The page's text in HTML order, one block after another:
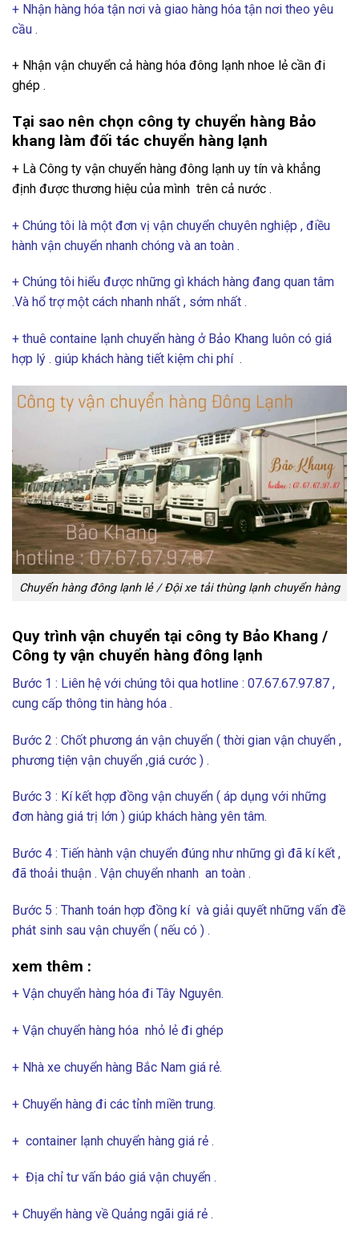
+ Nhận hàng hóa tận nơi và giao hàng hóa tận nơi theo yêu
cầu .
+ Nhận vận chuyển cả hàng hóa đông lạnh nhoe lẻ cần đi
ghép .
Tại sao nên chọn công ty chuyển hàng Bảo
khang làm đối tác chuyển hàng lạnh
+ Là Công ty vận chuyển hàng đông lạnh uy tín và khẳng
định được thương hiệu của mình trên cả nước .
+ Chúng tôi là một đơn vị vận chuyển chuyên nghiệp , điều
hành vận chuyển nhanh chóng và an toàn .
+ Chúng tôi hiểu được những gì khách hàng đang quan tâm
.Và hổ trợ một cách nhanh nhất , sớm nhất .
+ thuê containe lạnh chuyển hàng ở Bảo Khang luôn có giá
hợp lý . giúp khách hàng tiết kiệm chi phí .
Chuyển hàng đông lạnh lẻ / Đội xe tải thùng lạnh chuyển hàng
Quy trình vận chuyển tại công ty Bảo Khang /
Công ty vận chuyển hàng đông lạnh
Bước 1 : Liên hệ với chúng tôi qua hotline : 07.67.67.97.87 ,
cung cấp thông tin hàng hóa .
Bước 2 : Chốt phương án vận chuyển ( thời gian vận chuyển ,
phương tiện vận chuyển ,giá cước ) .
Bước 3 : Kí kết hợp đồng vận chuyển ( áp dụng với những
đơn hàng giá trị lớn ) giúp khách hàng yên tâm.
Bước 4 : Tiến hành vận chuyển đúng như những gì đã kí kết ,
đã thoải thuận . Vận chuyển nhanh an toàn .
Bước 5 : Thanh toán hợp đồng kí và giải quyết những vấn đề
phát sinh sau vận chuyển ( nếu có ) .
xem thêm :
+ Vận chuyển hàng hóa đi Tây Nguyên.
+ Vận chuyển hàng hóa nhỏ lẻ đi ghép
+ Nhà xe chuyển hàng Bắc Nam giá rẻ.
+ Chuyển hàng đi các tỉnh miền trung.
+ container lạnh chuyển hàng giá rẻ .
+ Địa chỉ tư vấn báo giá vận chuyển .
+ Chuyển hàng về Quảng ngãi giá rẻ .